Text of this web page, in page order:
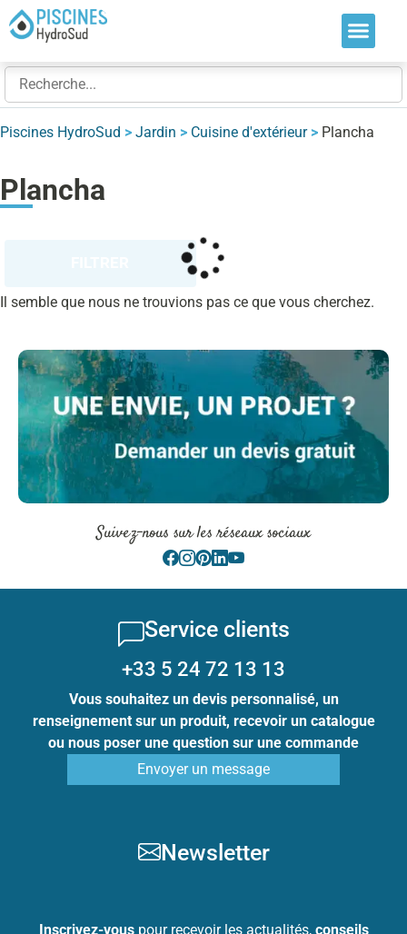
Piscines HydroSud > Jardin > Cuisine d'extérieur> Plancha
Plancha
Il semble que nous ne trouvions pas ce que vous cherchez.
Suivez-nous sur les réseaux sociaux
Service clients
+33 5 24 72 13 13
Vous souhaitez un devis personnalisé, un
renseignement sur un produit, recevoir un catalogue
ou nous poser une question sur une commande
Envoyer un message
Newsletter
Inscrivez-vouspour recevoir les actualités, conseils